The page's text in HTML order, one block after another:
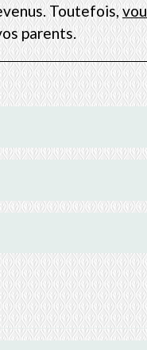
Toutefois,
parents.